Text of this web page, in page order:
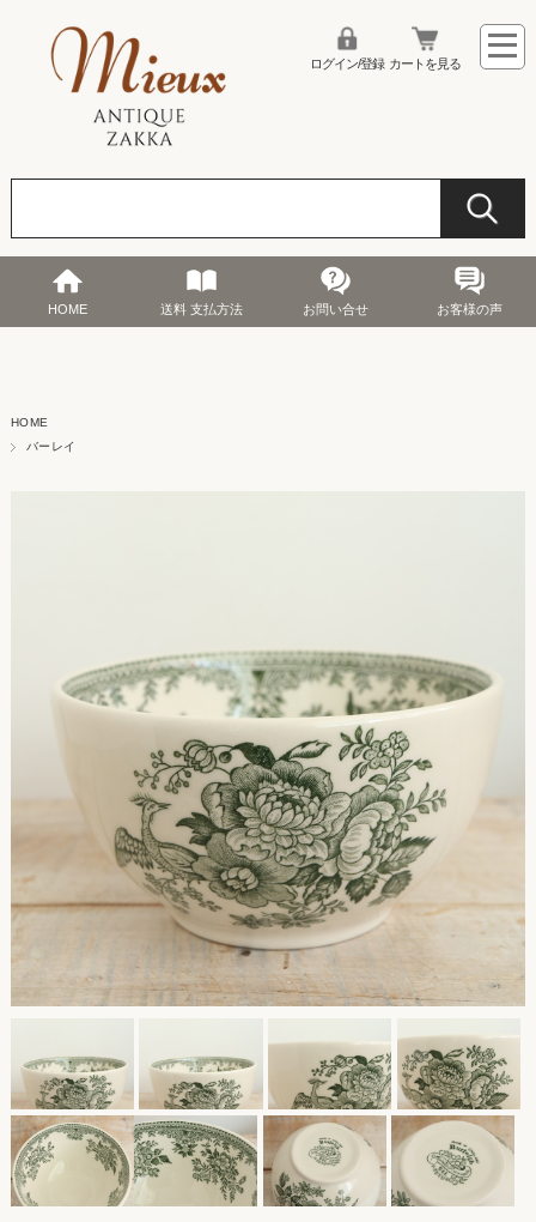
ログイン/登録 カートを見る
HOME 送料 支払方法 お問い合せ お客様の声
HOME
バーレイ